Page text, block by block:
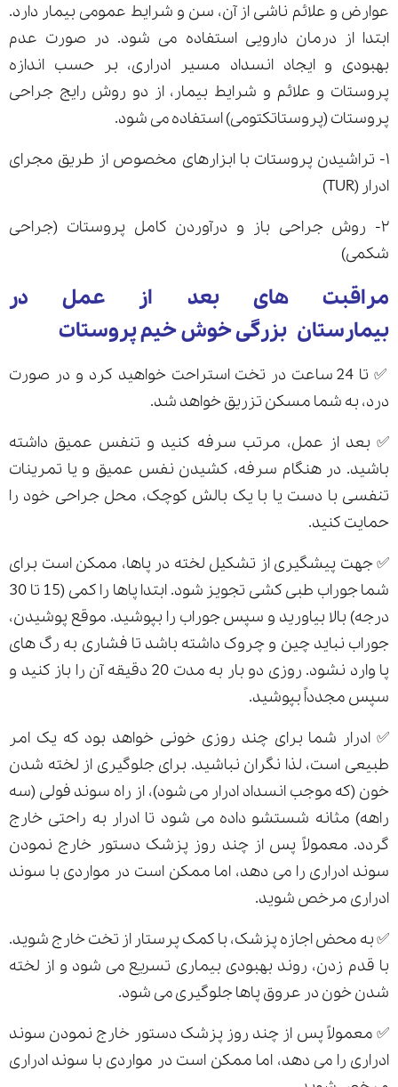
عوارض و علائم ناشی از آن، سن و شرایط عمومی بیمار دارد.
ابتدا از درمان دارویی استفاده می شود. در صورت عدم
بهبودی و ایجاد انسداد مسیر ادراری، بر حسب اندازه
پروستات و علائم و شرایط بیمار، از دو روش رایج جراحی
پروستات (پروستاتکتومی) استفاده می شود.
۱- تراشیدن پروستات با ابزارهای مخصوص از طریق مجرای
ادرار (TUR)
۲- روش جراحی باز و درآوردن کامل پروستات (جراحی
شکمی)
مراقبت های بعد از عمل در
بیمارستان بزرگی خوش خیم پروستات
✅ تا 24 ساعت در تخت استراحت خواهید کرد و در صورت
درد، به شما مسکن تزریق خواهد شد.
✅ بعد از عمل، مرتب سرفه کنید و تنفس عمیق داشته
باشید. در هنگام سرفه، کشیدن نفس عمیق و یا تمرینات
تنفسی با دست یا با یک بالش کوچک، محل جراحی خود را
حمایت کنید.
✅ جهت پیشگیری از تشکیل لخته در پاها، ممکن است برای
شما جوراب طبی کشی تجویز شود. ابتدا پاها را کمی (15 تا 30
درجه) بالا بیاورید و سپس جوراب را بپوشید. موقع پوشیدن،
جوراب نباید چین و چروک داشته باشد تا فشاری به رگ های
پا وارد نشود. روزی دو بار به مدت 20 دقیقه آن را باز کنید و
سپس مجدداً بپوشید.
✅ ادرار شما برای چند روزی خونی خواهد بود که یک امر
طبیعی است، لذا نگران نباشید. برای جلوگیری از لخته شدن
خون (که موجب انسداد ادرار می شود)، از راه سوند فولی (سه
راهه) مثانه شستشو داده می شود تا ادرار به راحتی خارج
گردد. معمولاً پس از چند روز پزشک دستور خارج نمودن
سوند ادراری را می دهد، اما ممکن است در مواردی با سوند
ادراری مرخص شوید.
✅ به محض اجازه پزشک، با کمک پرستار از تخت خارج شوید.
با قدم زدن، روند بهبودی بیماری تسریع می شود و از لخته
شدن خون در عروق پاها جلوگیری می شود.
✅ معمولاً پس از چند روز پزشک دستور خارج نمودن سوند
ادراری را می دهد، اما ممکن است در مواردی با سوند ادراری